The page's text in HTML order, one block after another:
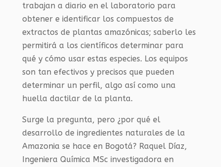
trabajan a diario en el laboratorio para
obtener e identificar los compuestos de
extractos de plantas amazónicas; saberlo les
permitirá a los científicos determinar para
qué y cómo usar estas especies. Los equipos
son tan efectivos y precisos que pueden
determinar un perfil, algo así como una
huella dactilar de la planta.
Surge la pregunta, pero ¿por qué el
desarrollo de ingredientes naturales de la
Amazonia se hace en Bogotá? Raquel Díaz,
Ingeniera Química MSc investigadora en